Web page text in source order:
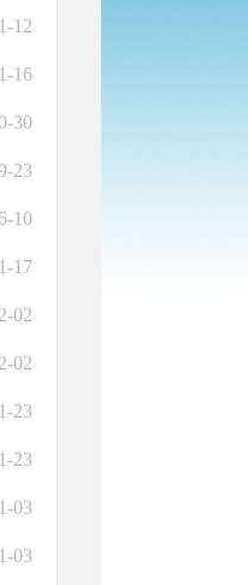
12
16
30
23
10
17
02
02
23
23
03
03